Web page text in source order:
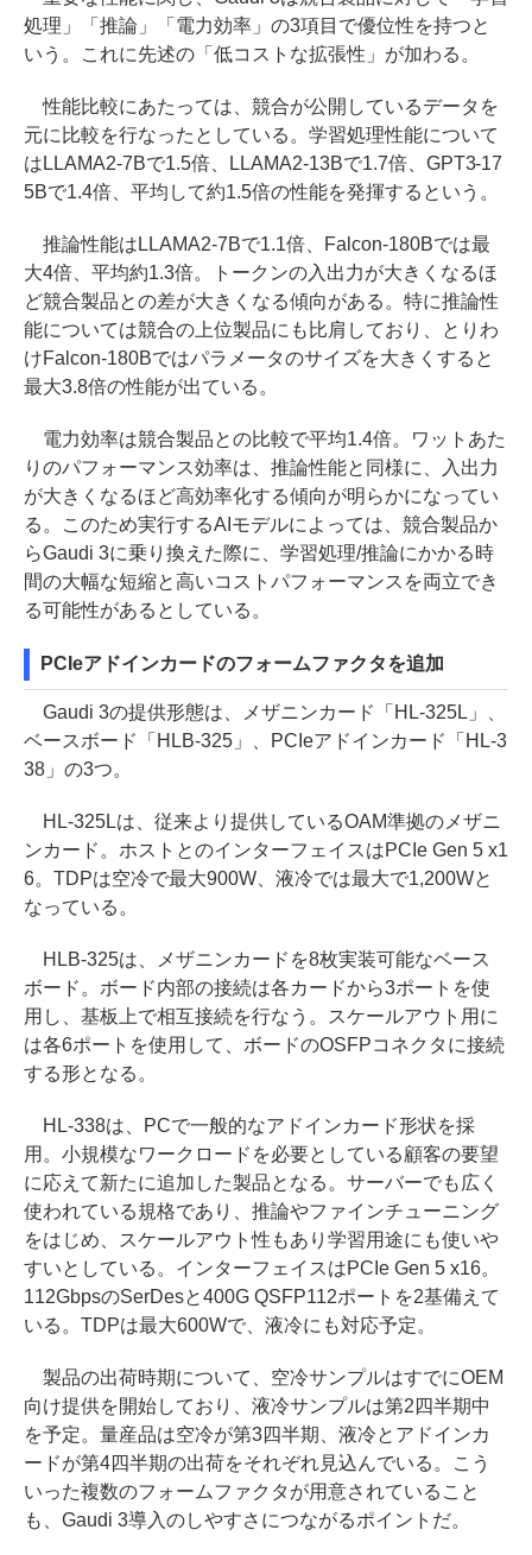
処理」「推論」「電力効率」の3項目で優位性を持つと
いう。これに先述の「低コストな拡張性」が加わる。
性能比較にあたっては、競合が公開しているデータを
元に比較を行なったとしている。学習処理性能について
はLLAMA2-7Bで1.5倍、LLAMA2-13Bで1.7倍、GPT3-17
5Bで1.4倍、平均して約1.5倍の性能を発揮するという。
推論性能はLLAMA2-7Bで1.1倍、Falcon-180Bでは最
大4倍、平均約1.3倍。トークンの入出力が大きくなるほ
ど競合製品との差が大きくなる傾向がある。特に推論性
能については競合の上位製品にも比肩しており、とりわ
けFalcon-180Bではパラメータのサイズを大きくすると
最大3.8倍の性能が出ている。
電力効率は競合製品との比較で平均1.4倍。ワットあた
りのパフォーマンス効率は、推論性能と同様に、入出力
が大きくなるほど高効率化する傾向が明らかになってい
る。このため実行するAIモデルによっては、競合製品か
らGaudi 3に乗り換えた際に、学習処理/推論にかかる時
間の大幅な短縮と高いコストパフォーマンスを両立でき
る可能性があるとしている。
PCIeアドインカードのフォームファクタを追加
Gaudi 3の提供形態は、メザニンカード「HL-325L」、
ベースボード「HLB-325」、PCIeアドインカード「HL-3
38」の3つ。
HL-325Lは、従来より提供しているOAM準拠のメザニ
ンカード。ホストとのインターフェイスはPCIe Gen 5 x1
6。TDPは空冷で最大900W、液冷では最大で1,200Wと
なっている。
HLB-325は、メザニンカードを8枚実装可能なベース
ボード。ボード内部の接続は各カードから3ポートを使
用し、基板上で相互接続を行なう。スケールアウト用に
は各6ポートを使用して、ボードのOSFPコネクタに接続
する形となる。
HL-338は、PCで一般的なアドインカード形状を採
用。小規模なワークロードを必要としている顧客の要望
に応えて新たに追加した製品となる。サーバーでも広く
使われている規格であり、推論やファインチューニング
をはじめ、スケールアウト性もあり学習用途にも使いや
すいとしている。インターフェイスはPCIe Gen 5 x16。
112GbpsのSerDesと400G QSFP112ポートを2基備えて
いる。TDPは最大600Wで、液冷にも対応予定。
製品の出荷時期について、空冷サンプルはすでにOEM
向け提供を開始しており、液冷サンプルは第2四半期中
を予定。量産品は空冷が第3四半期、液冷とアドインカ
ードが第4四半期の出荷をそれぞれ見込んでいる。こう
いった複数のフォームファクタが用意されていること
も、Gaudi 3導入のしやすさにつながるポイントだ。